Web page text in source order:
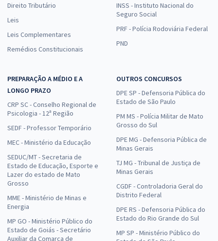
Direito Tributário
Leis
Leis Complementares
Remédios Constitucionais
INSS - Instituto Nacional do
Seguro Social
PRF - Polícia Rodoviária Federal
PND
PREPARAÇÃO A MÉDIO E A
LONGO PRAZO
CRP SC - Conselho Regional de
Psicologia - 12ª Região
SEDF - Professor Temporário
MEC - Ministério da Educação
SEDUC/MT - Secretaria de
Estado de Educação, Esporte e
Lazer do estado de Mato
Grosso
MME - Ministério de Minas e
Energia
MP GO - Ministério Público do
Estado de Goiás - Secretário
Auxiliar da Comarca de
OUTROS CONCURSOS
DPE SP - Defensoria Pública do
Estado de São Paulo
PM MS - Polícia Militar de Mato
Grosso do Sul
DPE MG - Defensoria Pública de
Minas Gerais
TJ MG - Tribunal de Justiça de
Minas Gerais
CGDF - Controladoria Geral do
Distrito Federal
DPE RS - Defensoria Pública do
Estado do Rio Grande do Sul
MP SP - Ministério Público do